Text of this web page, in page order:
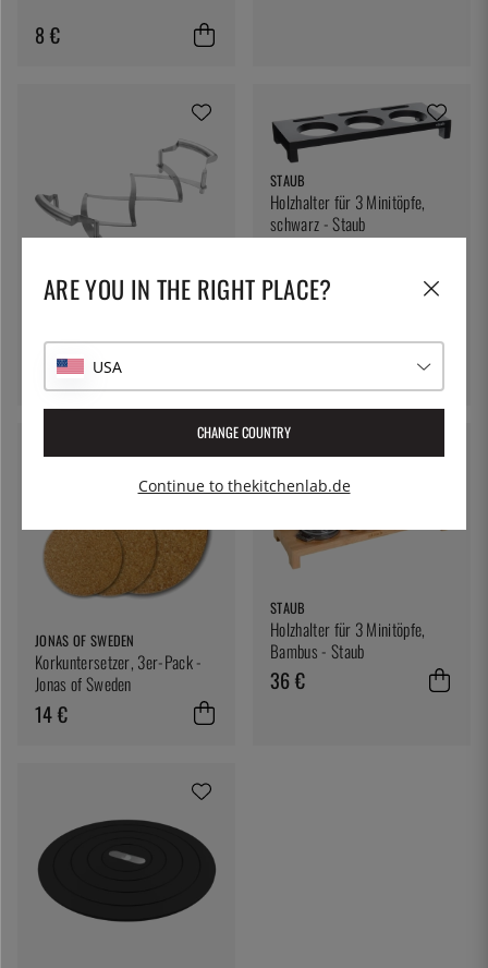
8 €
WESTMARK
83 €
STAUB
Holzhalter für 3 Minitöpfe,
schwarz - Staub
JONAS OF SWEDEN
Korkuntersetzer, 3er-Pack -
Jonas of Sweden
14 €
STAUB
Holzhalter für 3 Minitöpfe,
Bambus - Staub
36 €
ARE YOU IN THE RIGHT PLACE?
USA
CHANGE COUNTRY
Continue to thekitchenlab.de